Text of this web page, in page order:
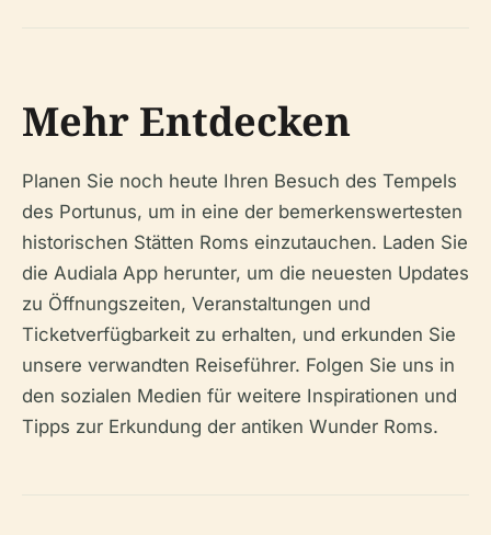
Mehr Entdecken
Planen Sie noch heute Ihren Besuch des Tempels
des Portunus, um in eine der bemerkenswertesten
historischen Stätten Roms einzutauchen. Laden Sie
die Audiala App herunter, um die neuesten Updates
zu Öffnungszeiten, Veranstaltungen und
Ticketverfügbarkeit zu erhalten, und erkunden Sie
unsere verwandten Reiseführer. Folgen Sie uns in
den sozialen Medien für weitere Inspirationen und
Tipps zur Erkundung der antiken Wunder Roms.